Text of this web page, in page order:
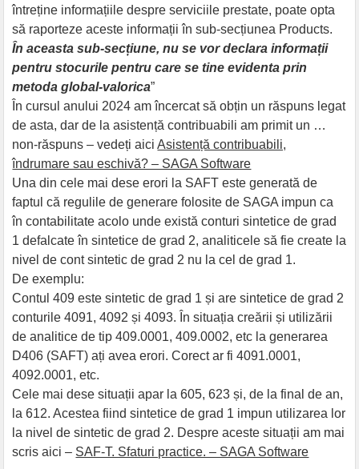
întreține informațiile despre serviciile prestate, poate opta
să raporteze aceste informații în sub-secțiunea Products.
În aceasta sub-secțiune, nu se vor declara informații
pentru stocurile pentru care se tine evidenta prin
metoda global-valorica”
În cursul anului 2024 am încercat să obțin un răspuns legat
de asta, dar de la asistență contribuabili am primit un …
non-răspuns – vedeți aiciAsistență contribuabili,
îndrumare sau eschivă? – SAGA Software
Una din cele mai dese erori la SAFT este generată de
faptul că regulile de generare folosite de SAGA impun ca
în contabilitate acolo unde există conturi sintetice de grad
1 defalcate în sintetice de grad 2, analiticele să fie create la
nivel de cont sintetic de grad 2 nu la cel de grad 1.
De exemplu:
Contul 409 este sintetic de grad 1 și are sintetice de grad 2
conturile 4091, 4092 și 4093. În situația creării și utilizării
de analitice de tip 409.0001, 409.0002, etc la generarea
D406 (SAFT) ați avea erori. Corect ar fi 4091.0001,
4092.0001, etc.
Cele mai dese situații apar la 605, 623 și, de la final de an,
la 612. Acestea fiind sintetice de grad 1 impun utilizarea lor
la nivel de sintetic de grad 2. Despre aceste situații am mai
scris aici – SAF-T. Sfaturi practice. – SAGA Software